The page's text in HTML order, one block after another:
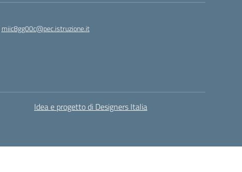
miic8gg00c@pec.istruzione.it
Idea e progetto di Designers Italia